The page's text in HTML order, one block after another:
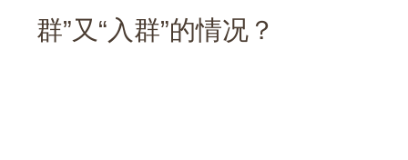
群”又“入群”的情况？